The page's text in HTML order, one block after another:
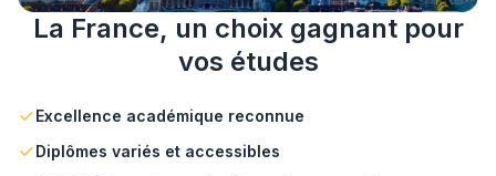
La France, un choix gagnant pour
vos études
Excellence académique reconnue
Diplômes variés et accessibles